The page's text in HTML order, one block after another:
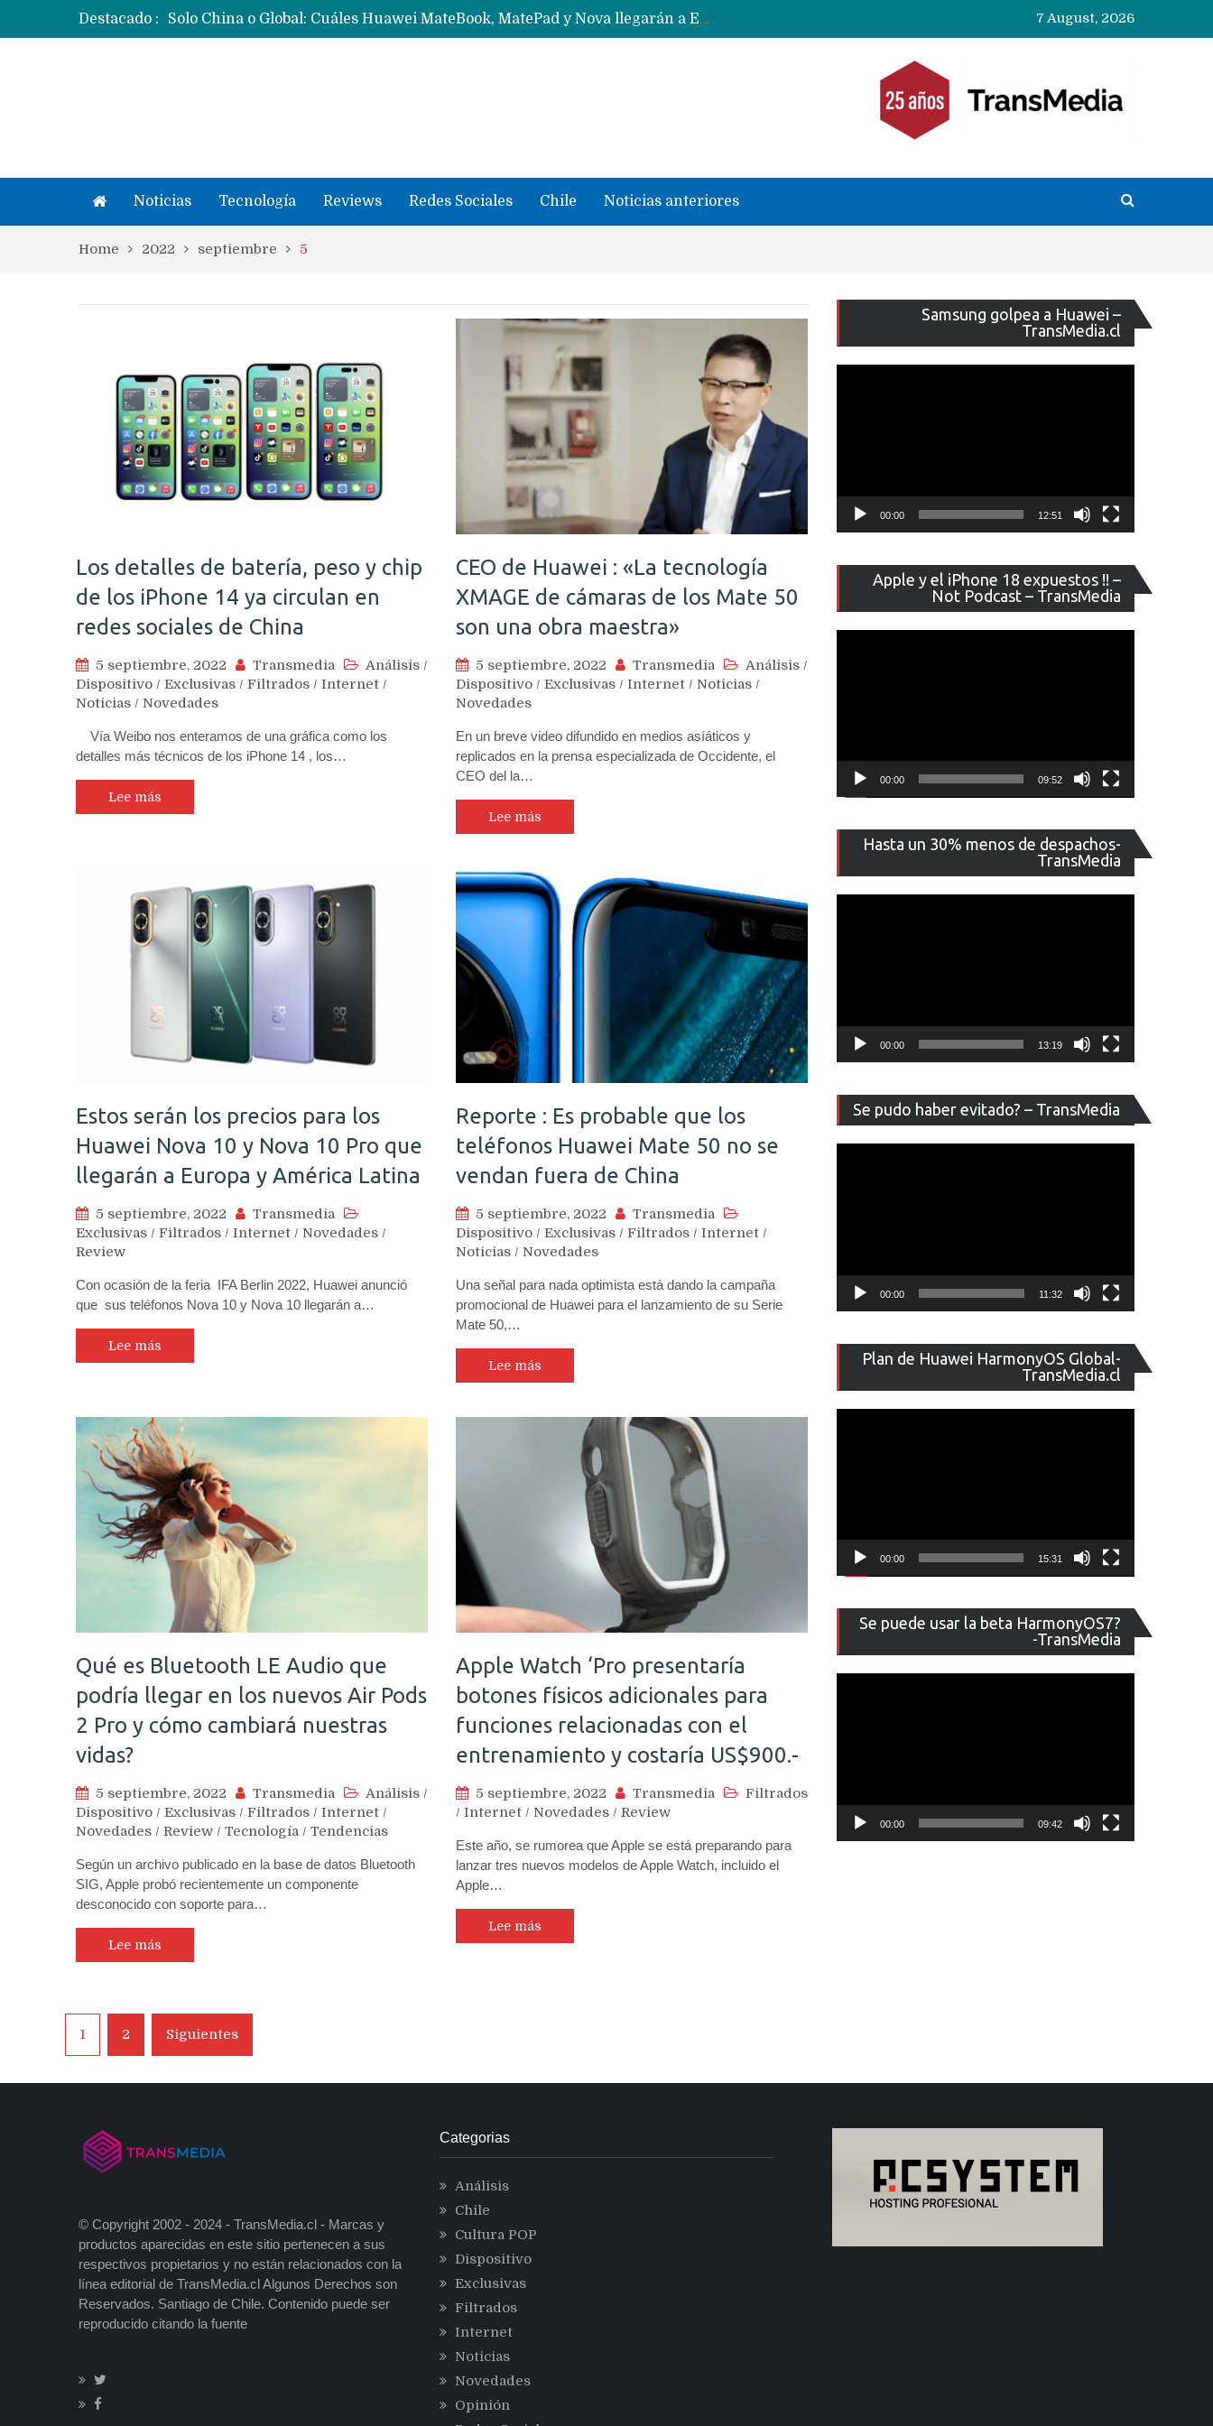
Destacado :
Data Centers de Huawei en Chile, México, Brasil,Perú y Argentina podrían verse afectados por arremetida de EE.UU
7 August, 2026
Noticias Tecnología Reviews Redes Sociales Chile Noticias anteriores
Home 2022 septiembre 5
Los detalles de batería, peso y chip
de los iPhone 14 ya circulan en
redes sociales de China
5 septiembre, 2022 Transmedia Análisis /
Dispositivo / Exclusivas / Filtrados / Internet /
Noticias / Novedades
Vía Weibo nos enteramos de una gráfica como los
detalles más técnicos de los iPhone 14 , los…
Lee más
CEO de Huawei : «La tecnología
XMAGE de cámaras de los Mate 50
son una obra maestra»
5 septiembre, 2022 Transmedia Análisis /
Dispositivo / Exclusivas / Internet / Noticias /
Novedades
En un breve video difundido en medios asíáticos y
replicados en la prensa especializada de Occidente, el
CEO del la…
Lee más
Estos serán los precios para los
Huawei Nova 10 y Nova 10 Pro que
llegarán a Europa y América Latina
5 septiembre, 2022
Transmedia
Exclusivas / Filtrados / Internet / Novedades /
Review
Con ocasión de la feria IFA Berlin 2022, Huawei anunció
que sus teléfonos Nova 10 y Nova 10 llegarán a…
Lee más
Reporte : Es probable que los
teléfonos Huawei Mate 50 no se
vendan fuera de China
5 septiembre, 2022
Transmedia
Dispositivo / Exclusivas / Filtrados / Internet /
Noticias / Novedades
Una señal para nada optimista está dando la campaña
promocional de Huawei para el lanzamiento de su Serie
Mate 50,…
Lee más
Qué es Bluetooth LE Audio que
podría llegar en los nuevos Air Pods
2 Pro y cómo cambiará nuestras
vidas?
5 septiembre, 2022 Transmedia Análisis /
Dispositivo / Exclusivas / Filtrados / Internet /
Novedades / Review / Tecnología / Tendencias
Según un archivo publicado en la base de datos Bluetooth
SIG, Apple probó recientemente un componente
desconocido con soporte para…
Lee más
Apple Watch ‘Pro presentaría
botones físicos adicionales para
funciones relacionadas con el
entrenamiento y costaría US$900.-
5 septiembre, 2022 Transmedia
Filtrados
/ Internet / Novedades / Review
Este año, se rumorea que Apple se está preparando para
lanzar tres nuevos modelos de Apple Watch, incluido el
‌Apple…
Lee más
Navegación
de
entradas
1 2 Siguientes
Samsung golpea a Huawei –
TransMedia.cl
de
vídeo
00:00 12:51
Apple y el iPhone 18 expuestos !! –
Not Podcast – TransMedia
de
vídeo
00:00 09:52
Hasta un 30% menos de despachos-
TransMedia
de
vídeo
00:00 13:19
Se pudo haber evitado? – TransMedia
de
vídeo
00:00 11:32
Plan de Huawei HarmonyOS Global-
TransMedia.cl
de
vídeo
00:00 15:31
Se puede usar la beta HarmonyOS7?
-TransMedia
de
vídeo
00:00 09:42
© Copyright 2002 - 2024 - TransMedia.cl - Marcas y
productos aparecidas en este sitio pertenecen a sus
respectivos propietarios y no están relacionados con la
línea editorial de TransMedia.cl Algunos Derechos son
Reservados. Santiago de Chile. Contenido puede ser
reproducido citando la fuente
Categorias
Análisis
Chile
Cultura POP
Dispositivo
Exclusivas
Filtrados
Internet
Noticias
Novedades
Opinión